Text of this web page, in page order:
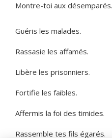
Montre-toi aux désemparés.
Guéris les malades.
Rassasie les affamés.
Libère les prisonniers.
Fortifie les faibles.
Affermis la foi des timides.
Rassemble tes fils égarés.